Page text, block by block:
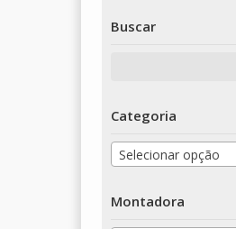
Buscar
Categoria
Selecionar opção
Montadora